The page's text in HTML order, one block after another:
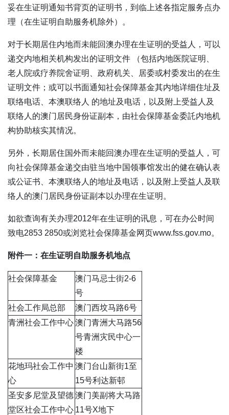
妥在生证明通知书背页的证明书，到临上述各指定服务点办
理（在生证明自助服务机除外）。
对于长期居住内地而未能回澳办理在生证明的受益人，可以
递交内地相关机构发出的证明文件 （包括内地医院证明、
老人院或疗养院舍证明、政府机关、居委或村委发出的在生
证明文件；或可以书面通知社会保障基金其内地详细住址及
联络电话、本澳联络人 的地址及电话，以及附上受益人及
联络人的澳门居民身份证副本，由社会保障基金委託内地机
构协助核实其情况。
另外，长期居住国外而未能回澳办理在生证明的受益人，可
向社会保障基金递交由驻当地中国领事馆发出的健在确认表
或公证书、本澳联络人的地址及电话，以及附上受益人及联
络人的澳门居民身份证副本以办理在生证明。
如欲查询有关办理2012年在生证明的讯息，可在办公时间
致电2853 2850或浏览社会保障基金网页www.fss.gov.mo。
附件一：在生证明自助服务机地点
社会保障基金
澳门马忌士街2-6
号
社会工作局总部
澳门西坟马路6号
青洲社会工作中心澳门青洲大马路56
号青洲灾民中心一
楼
花地玛社会工作中
心
澳门台山新街1至
15号利达新邨
圣安多尼堂及望德
堂区社会工作中心
澳门美副将大马路
11号X地下